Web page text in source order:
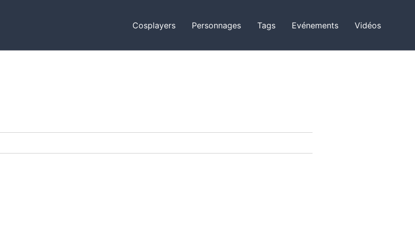
Cosplayers Personnages Tags Evénements Vidéos